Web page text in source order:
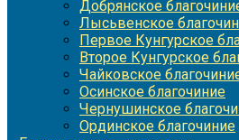
Добрянское
Лысьвенское
Первое Кунгурское
Второе Кунгурское
Чайковское
Осинское благочиние
Чернушинское
Ординское благочиние